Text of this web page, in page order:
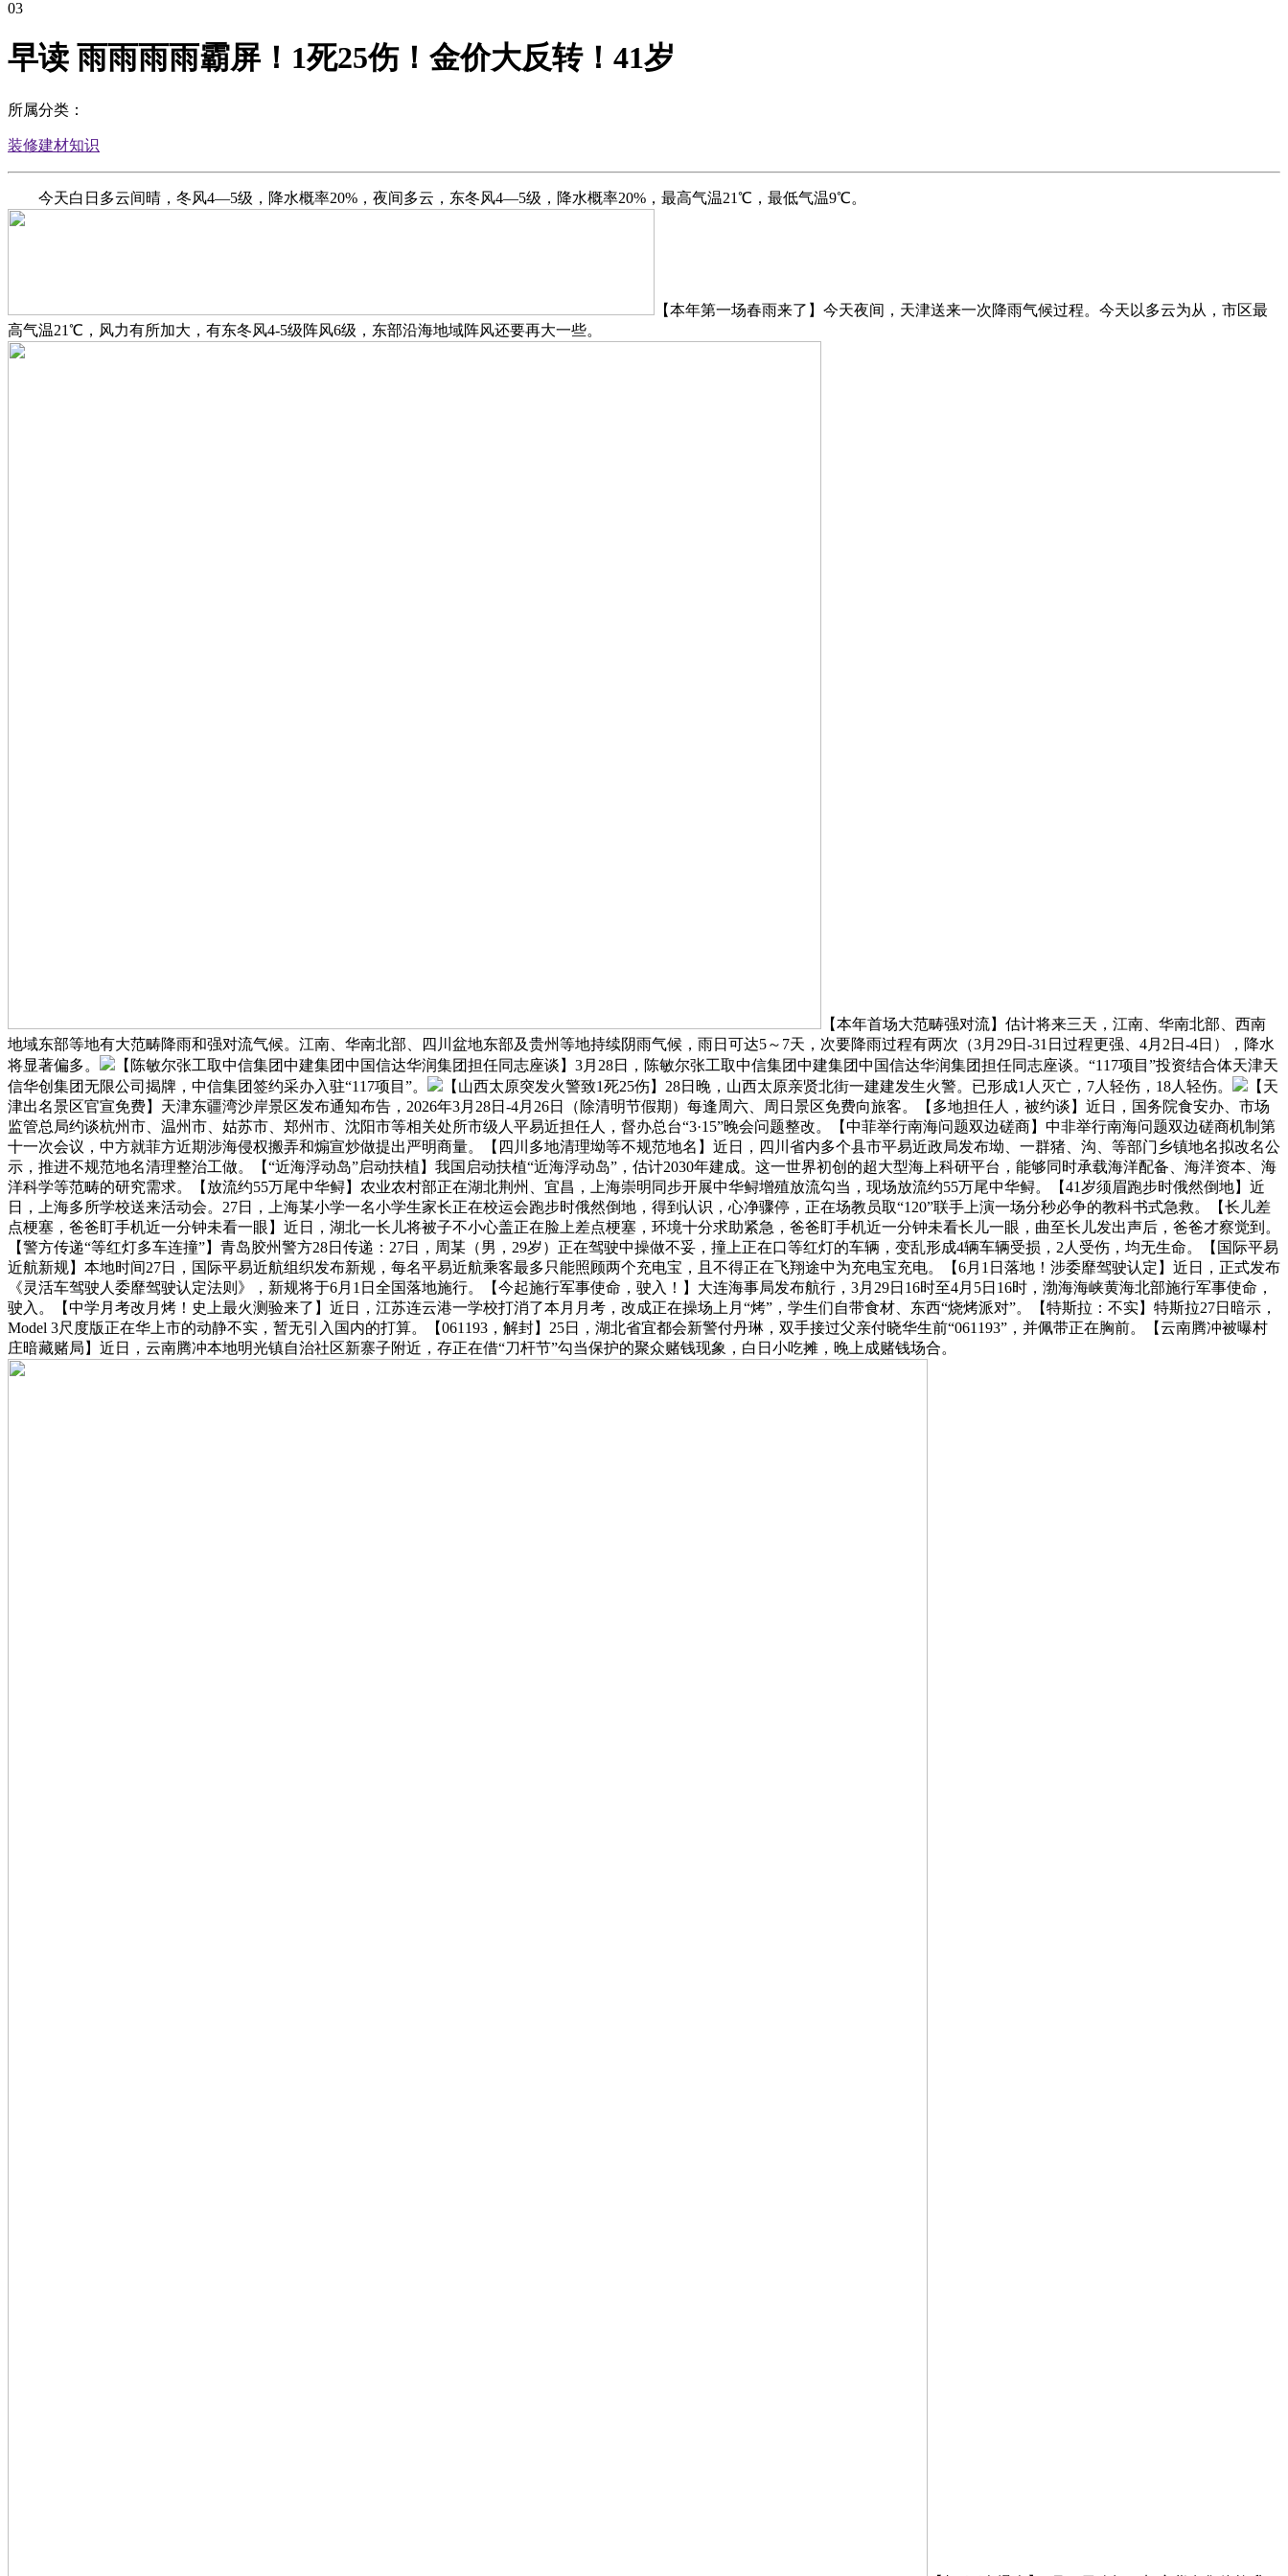
03
早读 雨雨雨雨霸屏！1死25伤！金价大反转！41岁
所属分类：
装修建材知识
今天白日多云间晴，冬风4—5级，降水概率20%，夜间多云，东冬风4—5级，降水概率20%，最高气温21℃，最低气温9℃。
【本年第一场春雨来了】今天夜间，天津送来一次降雨气候过程。今天以多云为从，市区最
高气温21℃，风力有所加大，有东冬风4-5级阵风6级，东部沿海地域阵风还要再大一些。
【本年首场大范畴强对流】估计将来三天，江南、华南北部、西南
地域东部等地有大范畴降雨和强对流气候。江南、华南北部、四川盆地东部及贵州等地持续阴雨气候，雨日可达5～7天，次要降雨过程有两次（3月29日-31日过程更强、4月2日-4日），降水
将显著偏多。
【陈敏尔张工取中信集团中建集团中国信达华润集团担任同志座谈】3月28日，陈敏尔张工取中信集团中建集团中国信达华润集团担任同志座谈。“117项目”投资结合体天津天
信华创集团无限公司揭牌，中信集团签约采办入驻“117项目”。
【山西太原突发火警致1死25伤】28日晚，山西太原亲贤北街一建建发生火警。已形成1人灭亡，7人轻伤，18人轻伤。
【天
津出名景区官宣免费】天津东疆湾沙岸景区发布通知布告，2026年3月28日-4月26日（除清明节假期）每逢周六、周日景区免费向旅客。【多地担任人，被约谈】近日，国务院食安办、市场
监管总局约谈杭州市、温州市、姑苏市、郑州市、沈阳市等相关处所市级人平易近担任人，督办总台“3·15”晚会问题整改。【中菲举行南海问题双边磋商】中非举行南海问题双边磋商机制第
十一次会议，中方就菲方近期涉海侵权搬弄和煽宣炒做提出严明商量。【四川多地清理坳等不规范地名】近日，四川省内多个县市平易近政局发布坳、一群猪、沟、等部门乡镇地名拟改名公
示，推进不规范地名清理整治工做。【“近海浮动岛”启动扶植】我国启动扶植“近海浮动岛”，估计2030年建成。这一世界初创的超大型海上科研平台，能够同时承载海洋配备、海洋资本、海
洋科学等范畴的研究需求。【放流约55万尾中华鲟】农业农村部正在湖北荆州、宜昌，上海崇明同步开展中华鲟增殖放流勾当，现场放流约55万尾中华鲟。【41岁须眉跑步时俄然倒地】近
日，上海多所学校送来活动会。27日，上海某小学一名小学生家长正在校运会跑步时俄然倒地，得到认识，心净骤停，正在场教员取“120”联手上演一场分秒必争的教科书式急救。【长儿差
点梗塞，爸爸盯手机近一分钟未看一眼】近日，湖北一长儿将被子不小心盖正在脸上差点梗塞，环境十分求助紧急，爸爸盯手机近一分钟未看长儿一眼，曲至长儿发出声后，爸爸才察觉到。
【警方传递“等红灯多车连撞”】青岛胶州警方28日传递：27日，周某（男，29岁）正在驾驶中操做不妥，撞上正在口等红灯的车辆，变乱形成4辆车辆受损，2人受伤，均无生命。【国际平易
近航新规】本地时间27日，国际平易近航组织发布新规，每名平易近航乘客最多只能照顾两个充电宝，且不得正在飞翔途中为充电宝充电。【6月1日落地！涉委靡驾驶认定】近日，正式发布
《灵活车驾驶人委靡驾驶认定法则》，新规将于6月1日全国落地施行。【今起施行军事使命，驶入！】大连海事局发布航行，3月29日16时至4月5日16时，渤海海峡黄海北部施行军事使命，
驶入。【中学月考改月烤！史上最火测验来了】近日，江苏连云港一学校打消了本月月考，改成正在操场上月“烤”，学生们自带食材、东西“烧烤派对”。【特斯拉：不实】特斯拉27日暗示，
Model 3尺度版正在华上市的动静不实，暂无引入国内的打算。【061193，解封】25日，湖北省宜都会新警付丹琳，双手接过父亲付晓华生前“061193”，并佩带正在胸前。【云南腾冲被曝村
庄暗藏赌局】近日，云南腾冲本地明光镇自治社区新寨子附近，存正在借“刀杆节”勾当保护的聚众赌钱现象，白日小吃摊，晚上成赌钱场合。